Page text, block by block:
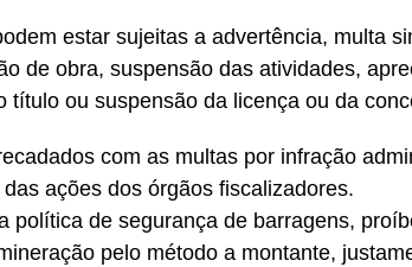
estar sujeitas a advertência, multa
de obra, suspensão das atividades,
título ou suspensão da licença ou da
com as multas por infração
ações dos órgãos fiscalizadores.
política de segurança de barragens,
pelo método a montante,